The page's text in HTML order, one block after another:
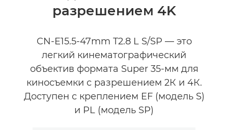
разрешением 4K
CN-E15.5-47mm T2.8 L S/SP — это
легкий кинематографический
объектив формата Super 35-мм для
киносъемки с разрешением 2К и 4К.
Доступен с креплением EF (модель S)
и PL (модель SP)